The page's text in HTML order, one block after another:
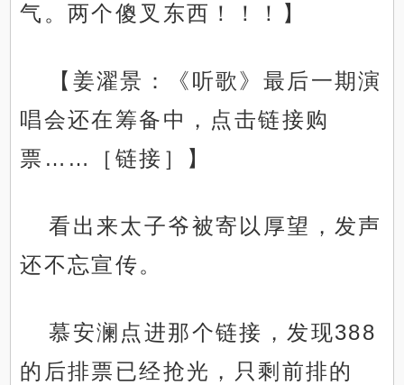
气。两个傻叉东西！！！】
【姜濯景：《听歌》最后一期演
唱会还在筹备中，点击链接购
票……［链接］】
看出来太子爷被寄以厚望，发声
还不忘宣传。
慕安澜点进那个链接，发现388
的后排票已经抢光，只剩前排的